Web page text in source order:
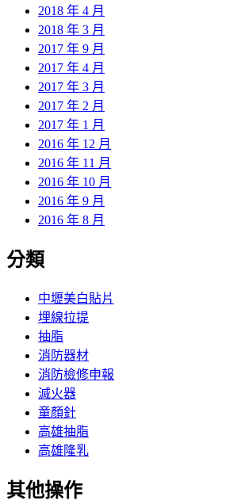
2018 年 4 月
2018 年 3 月
2017 年 9 月
2017 年 4 月
2017 年 3 月
2017 年 2 月
2017 年 1 月
2016 年 12 月
2016 年 11 月
2016 年 10 月
2016 年 9 月
2016 年 8 月
分類
中壢美白貼片
埋線拉提
抽脂
消防器材
消防檢修申報
滅火器
童顏針
高雄抽脂
高雄隆乳
其他操作